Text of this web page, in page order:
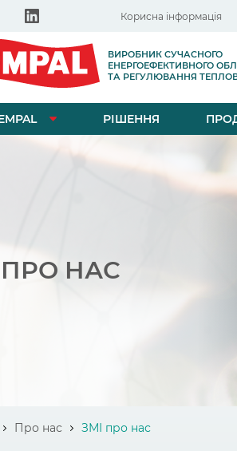
Корисна інформація
ВИРОБНИК СУЧАСНОГО
ЕНЕРГОЕФЕКТИВНОГО
ТА РЕГУЛЮВАННЯ
РІШЕННЯ
ПРО НАС
Про нас ЗМІ про нас